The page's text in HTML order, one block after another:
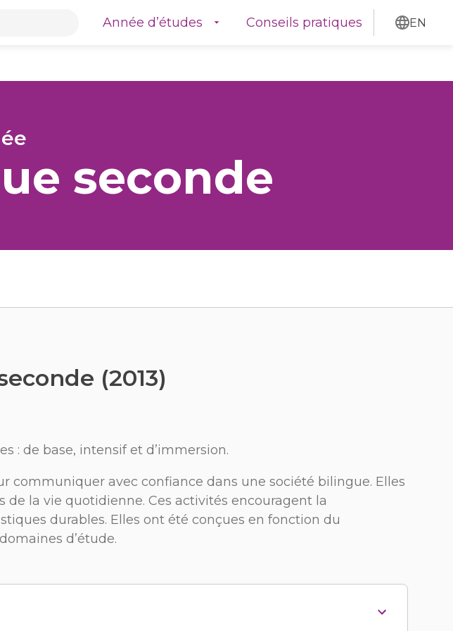
la maison Année d’études Conseils pratiques EN
seconde
(2013)
: de base, intensif et d’immersion.
communiquer avec confiance dans une société bilingue. Elles
la vie quotidienne. Ces activités encouragent la
durables. Elles ont été conçues en fonction du
d’étude.